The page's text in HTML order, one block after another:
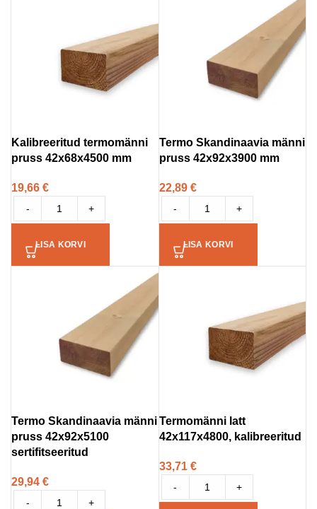
Kalibreeritud termomänni
pruss 42x68x4500 mm
19,66 €
- +
LISA KORVI
Termo Skandinaavia männi
pruss 42x92x3900 mm
22,89 €
- +
LISA KORVI
Termo Skandinaavia männi
pruss 42x92x5100
sertifitseeritud
29,94 €
- +
Termomänni latt
42x117x4800, kalibreeritud
33,71 €
- +